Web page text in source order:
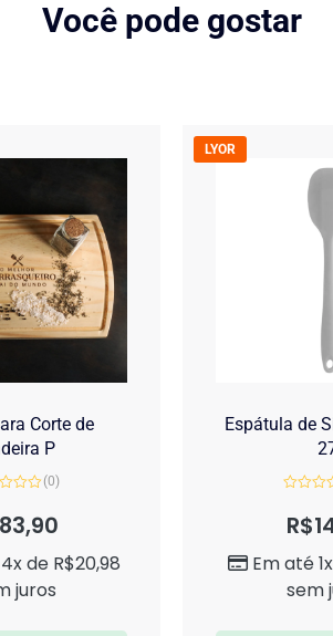
Você pode gostar
Corte de
P
(0)
83,90
de R$20,98
juros
LYOR
Espátula de
de
R$
Em até
sem